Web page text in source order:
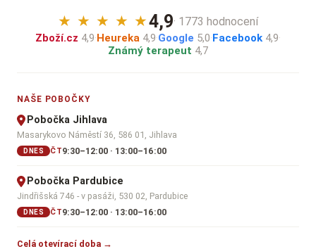
★ ★ ★ ★ ★4,9· 1773 hodnocení
Zboží.cz 4,9·Heureka 4,9·Google 5,0·Facebook 4,9·
Známý terapeut 4,7
NAŠE POBOČKY
Pobočka Jihlava
Masarykovo Náměstí 36, 586 01, Jihlava
DNES ČT9:30–12:00 · 13:00–16:00
Pobočka Pardubice
Jindřišská 746 - v pasáži, 530 02, Pardubice
DNES ČT9:30–12:00 · 13:00–16:00
Celá otevírací doba →